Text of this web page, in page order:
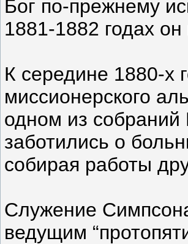
Бог по-прежнему
1881-1882 годах
К середине 1880-х
миссионерского
одном из собраний
заботились о
собирая работы
Служение
ведущим